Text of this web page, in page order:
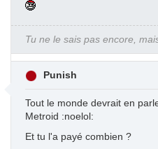
Tu ne le sais pas encore,
Punish
Tout le monde devrait en
Metroid :noelol:
Et tu l'a payé combien ?